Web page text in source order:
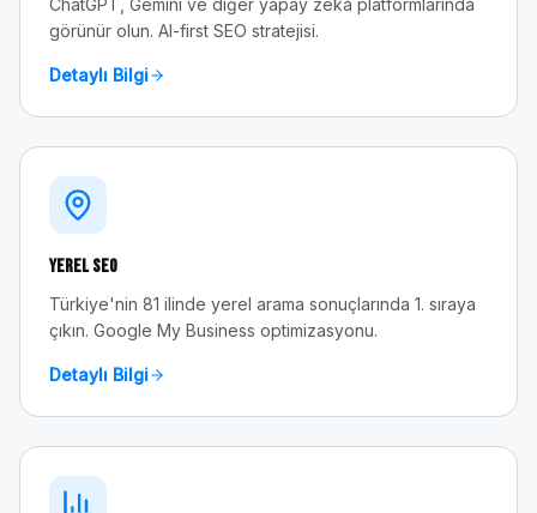
ChatGPT, Gemini ve diğer yapay zeka platformlarında
görünür olun. AI-first SEO stratejisi.
Detaylı Bilgi
Yerel SEO
Türkiye'nin 81 ilinde yerel arama sonuçlarında 1. sıraya
çıkın. Google My Business optimizasyonu.
Detaylı Bilgi